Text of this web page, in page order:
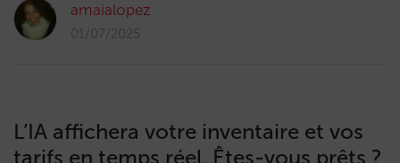
amaialopez
01/07/2025
L’IA affichera votre inventaire et vos
tarifs en temps réel. Êtes-vous prêts ?